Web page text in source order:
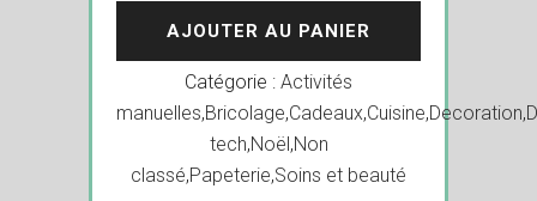
AJOUTER AU PANIER
Catégorie : Activités
manuelles,Bricolage,Cadeaux,Cuisine,Decoration,
tech,Noël,Non
classé,Papeterie,Soins et beauté